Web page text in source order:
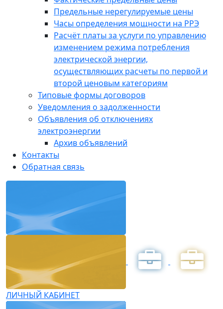
Предельные нерегулируемые цены
Часы определения мощности на РРЭ
Расчёт платы за услуги по управлению
изменением режима потребления
электрической энергии,
осуществляющих расчеты по первой и
второй ценовым категориям
Типовые формы договоров
Уведомления о задолженности
Объявления об отключениях
электроэнергии
Архив объявлений
Контакты
Обратная связь
ЛИЧНЫЙ КАБИНЕТ